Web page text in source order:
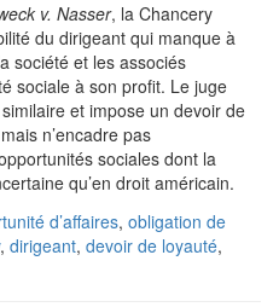
v. Nasser, la Chancery
du dirigeant qui manque à
société et les associés
sociale à son profit. Le juge
et impose un devoir de
n’encadre pas
sociales dont la
qu’en droit américain.
d’affaires, obligation de
, dirigeant, devoir de loyauté,